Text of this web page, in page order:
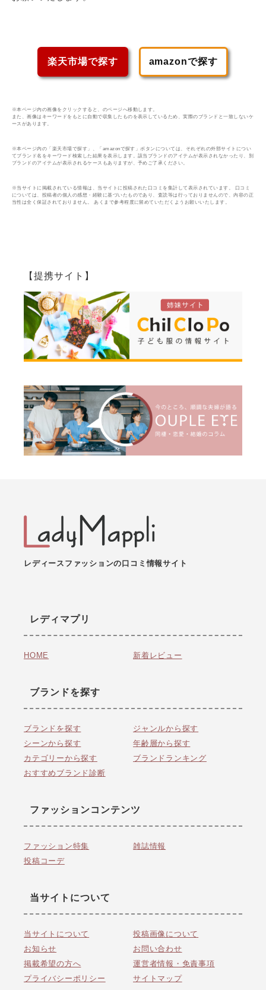
楽天市場で探す amazonで探す
※本ページ内の画像をクリックすると、のページへ移動します。
また、画像はキーワードをもとに自動で収集したものを表示しているため、実際のブランドと一致しないケ
ースがあります。
※本ページ内の「楽天市場で探す」、「amazonで探す」ボタンについては、それぞれの外部サイトについ
てブランド名をキーワード検索した結果を表示します。該当ブランドのアイテムが表示されなかったり、別
ブランドのアイテムが表示されるケースもありますが、予めご了承ください。
※当サイトに掲載されている情報は、当サイトに投稿された口コミを集計して表示されています。 口コミ
については、投稿者の個人の感想・経験に基づいたものであり、査読等は行っておりませんので、内容の正
当性は全く保証されておりません。 あくまで参考程度に留めていただくようお願いいたします。
【提携サイト】
レディースファッションの口コミ情報サイト
レディマプリ
HOME 新着レビュー
ブランドを探す
ブランドを探す
ジャンルから探す
シーンから探す
年齢層から探す
カテゴリーから探す
ブランドランキング
おすすめブランド診断
ファッションコンテンツ
ファッション特集
雑誌情報
投稿コーデ
当サイトについて
当サイトについて
投稿画像について
お知らせ
お問い合わせ
掲載希望の方へ
運営者情報・免責事項
プライバシーポリシー
サイトマップ